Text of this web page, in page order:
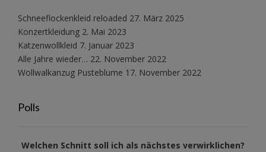
Schneeflockenkleid reloaded 27. März 2025
Konzertkleidung 2. Mai 2023
Katzenwollkleid 7. Januar 2023
Alle Jahre wieder… 22. November 2022
Wollwalkanzug Pusteblume 17. November 2022
Polls
Welchen Schnitt soll ich als nächstes verwirklichen?